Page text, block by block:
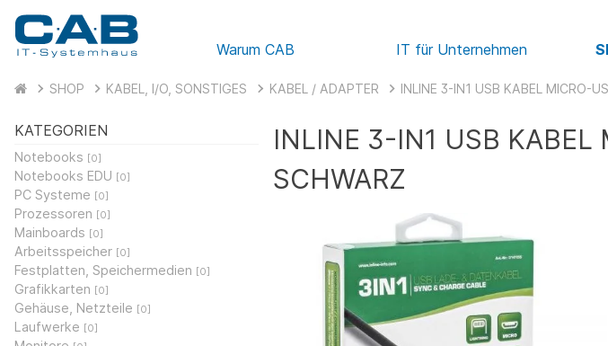
Warum CAB IT für Unternehmen
SHOP KABEL, I/O, SONSTIGES KABEL / ADAPTER INLINE 3-IN1 USB KABEL MICRO-
KATEGORIEN
Notebooks [0]
Notebooks EDU [0]
PC Systeme [0]
Prozessoren [0]
Mainboards [0]
Arbeitsspeicher [0]
Festplatten, Speichermedien [0]
Grafikkarten [0]
Gehäuse, Netzteile [0]
Laufwerke [0]
INLINE 3-IN1 USB
SCHWARZ